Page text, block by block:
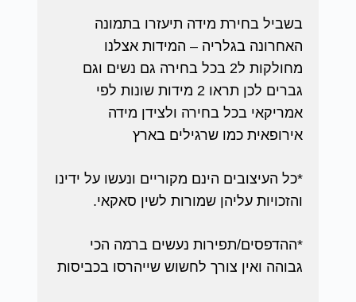
בשביל בחירת מידה תיעזרו בתמונה
האחרונה בגלריה – המידות אצלנו
מחולקות ל2 בכל בחירה גם נשים וגם
גברים לכן תראו 2 מידות שונות לפי
אמריקאי בכל בחירה ולצידן מידה
אירופאית כמו שרגילים בארץ
*כל העיצובים הינם מקוריים ונעשו על ידינו
והזכויות עליהן שמורות לשין סאקאי.
*ההדפסים/תפירות נעשים ברמה הכי
גבוהה ואין צורך לחשוש שייהרסו בכביסות